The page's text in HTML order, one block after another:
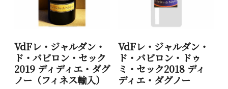
VdFレ・ジャルダン・
ド・バビロン・セック
2019 ディディエ・ダグ
ノー（フィネス輸入）
VdFレ・ジャルダン・
ド・バビロン・ドゥ
ミ・セック2018 ディ
ディエ・ダグノー